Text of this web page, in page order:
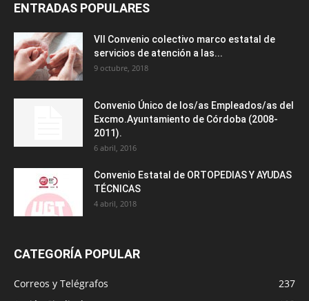
ENTRADAS POPULARES
VII Convenio colectivo marco estatal de
servicios de atención a las...
9 octubre, 2018
Convenio Único de los/as Empleados/as del
Excmo.Ayuntamiento de Córdoba (2008-
2011).
6 abril, 2016
Convenio Estatal de ORTOPEDIAS Y AYUDAS
TÉCNICAS
4 abril, 2018
CATEGORÍA POPULAR
Correos y Telégrafos
237